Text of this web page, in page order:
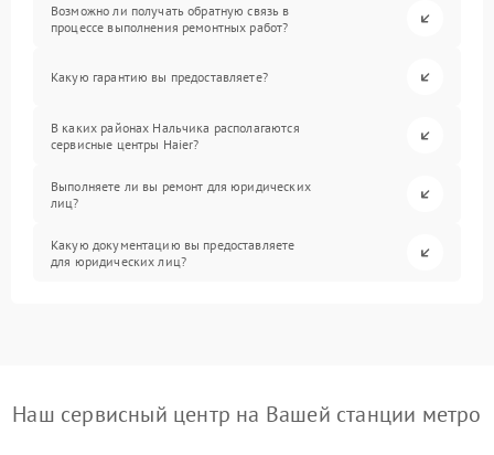
Возможно ли получать обратную связь в
процессе выполнения ремонтных работ?
Какую гарантию вы предоставляете?
В каких районах Нальчика располагаются
сервисные центры Haier?
Выполняете ли вы ремонт для юридических
лиц?
Какую документацию вы предоставляете
для юридических лиц?
Наш сервисный центр на Вашей станции метро